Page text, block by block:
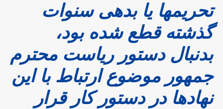
تحریمها یا بدهی سنوات
گذشته قطع شده بود،
بدنبال دستور ریاست محترم
جمهور موضوع ارتباط با این
نهادها در دستور کار قرار